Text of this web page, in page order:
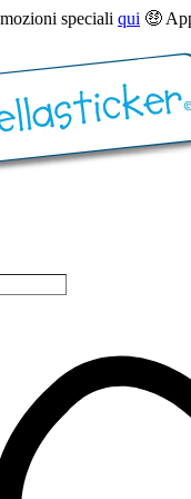
speciali qui 🤑